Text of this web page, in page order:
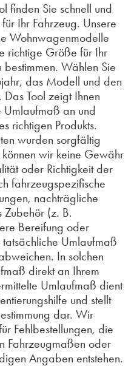
finden Sie schnell und
Ihr Fahrzeug. Unsere
Wohnwagenmodelle
richtige Größe für Ihr
Wählen Sie
das Modell und den
Tool zeigt Ihnen
an und
richtigen Produkts.
wurden sorgfältig
wir keine Gewähr
oder Richtigkeit der
fahrzeugspezifische
nachträgliche
Zubehör (z. B.
Bereifung oder
Umlaufmaß
In solchen
direkt an Ihrem
Umlaufmaß dient
und stellt
dar. Wir
Fehlbestellungen, die
Fahrzeugmaßen oder
Angaben entstehen.